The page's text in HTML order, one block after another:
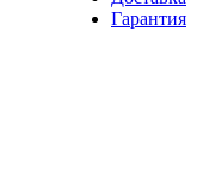
Гарантия